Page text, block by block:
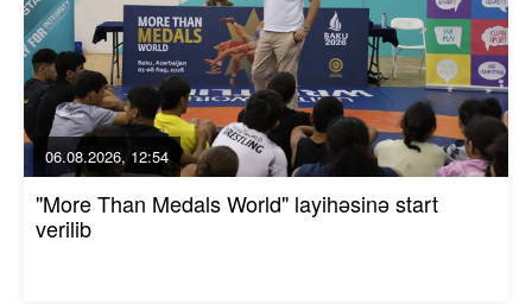
06.08.2026, 12:54
"More Than Medals World" layihəsinə start
verilib